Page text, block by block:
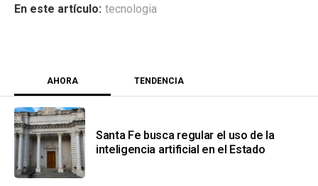
tecnologia
AHORA TENDENCIA
Santa Fe busca regular el uso de la
inteligencia artificial en el Estado